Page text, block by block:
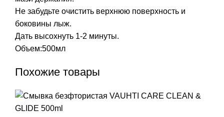
Не забудьте очистить верхнюю поверхность и
боковины лыж.
Дать высохнуть 1-2 минуты.
Объем:500мл
Похожие товары